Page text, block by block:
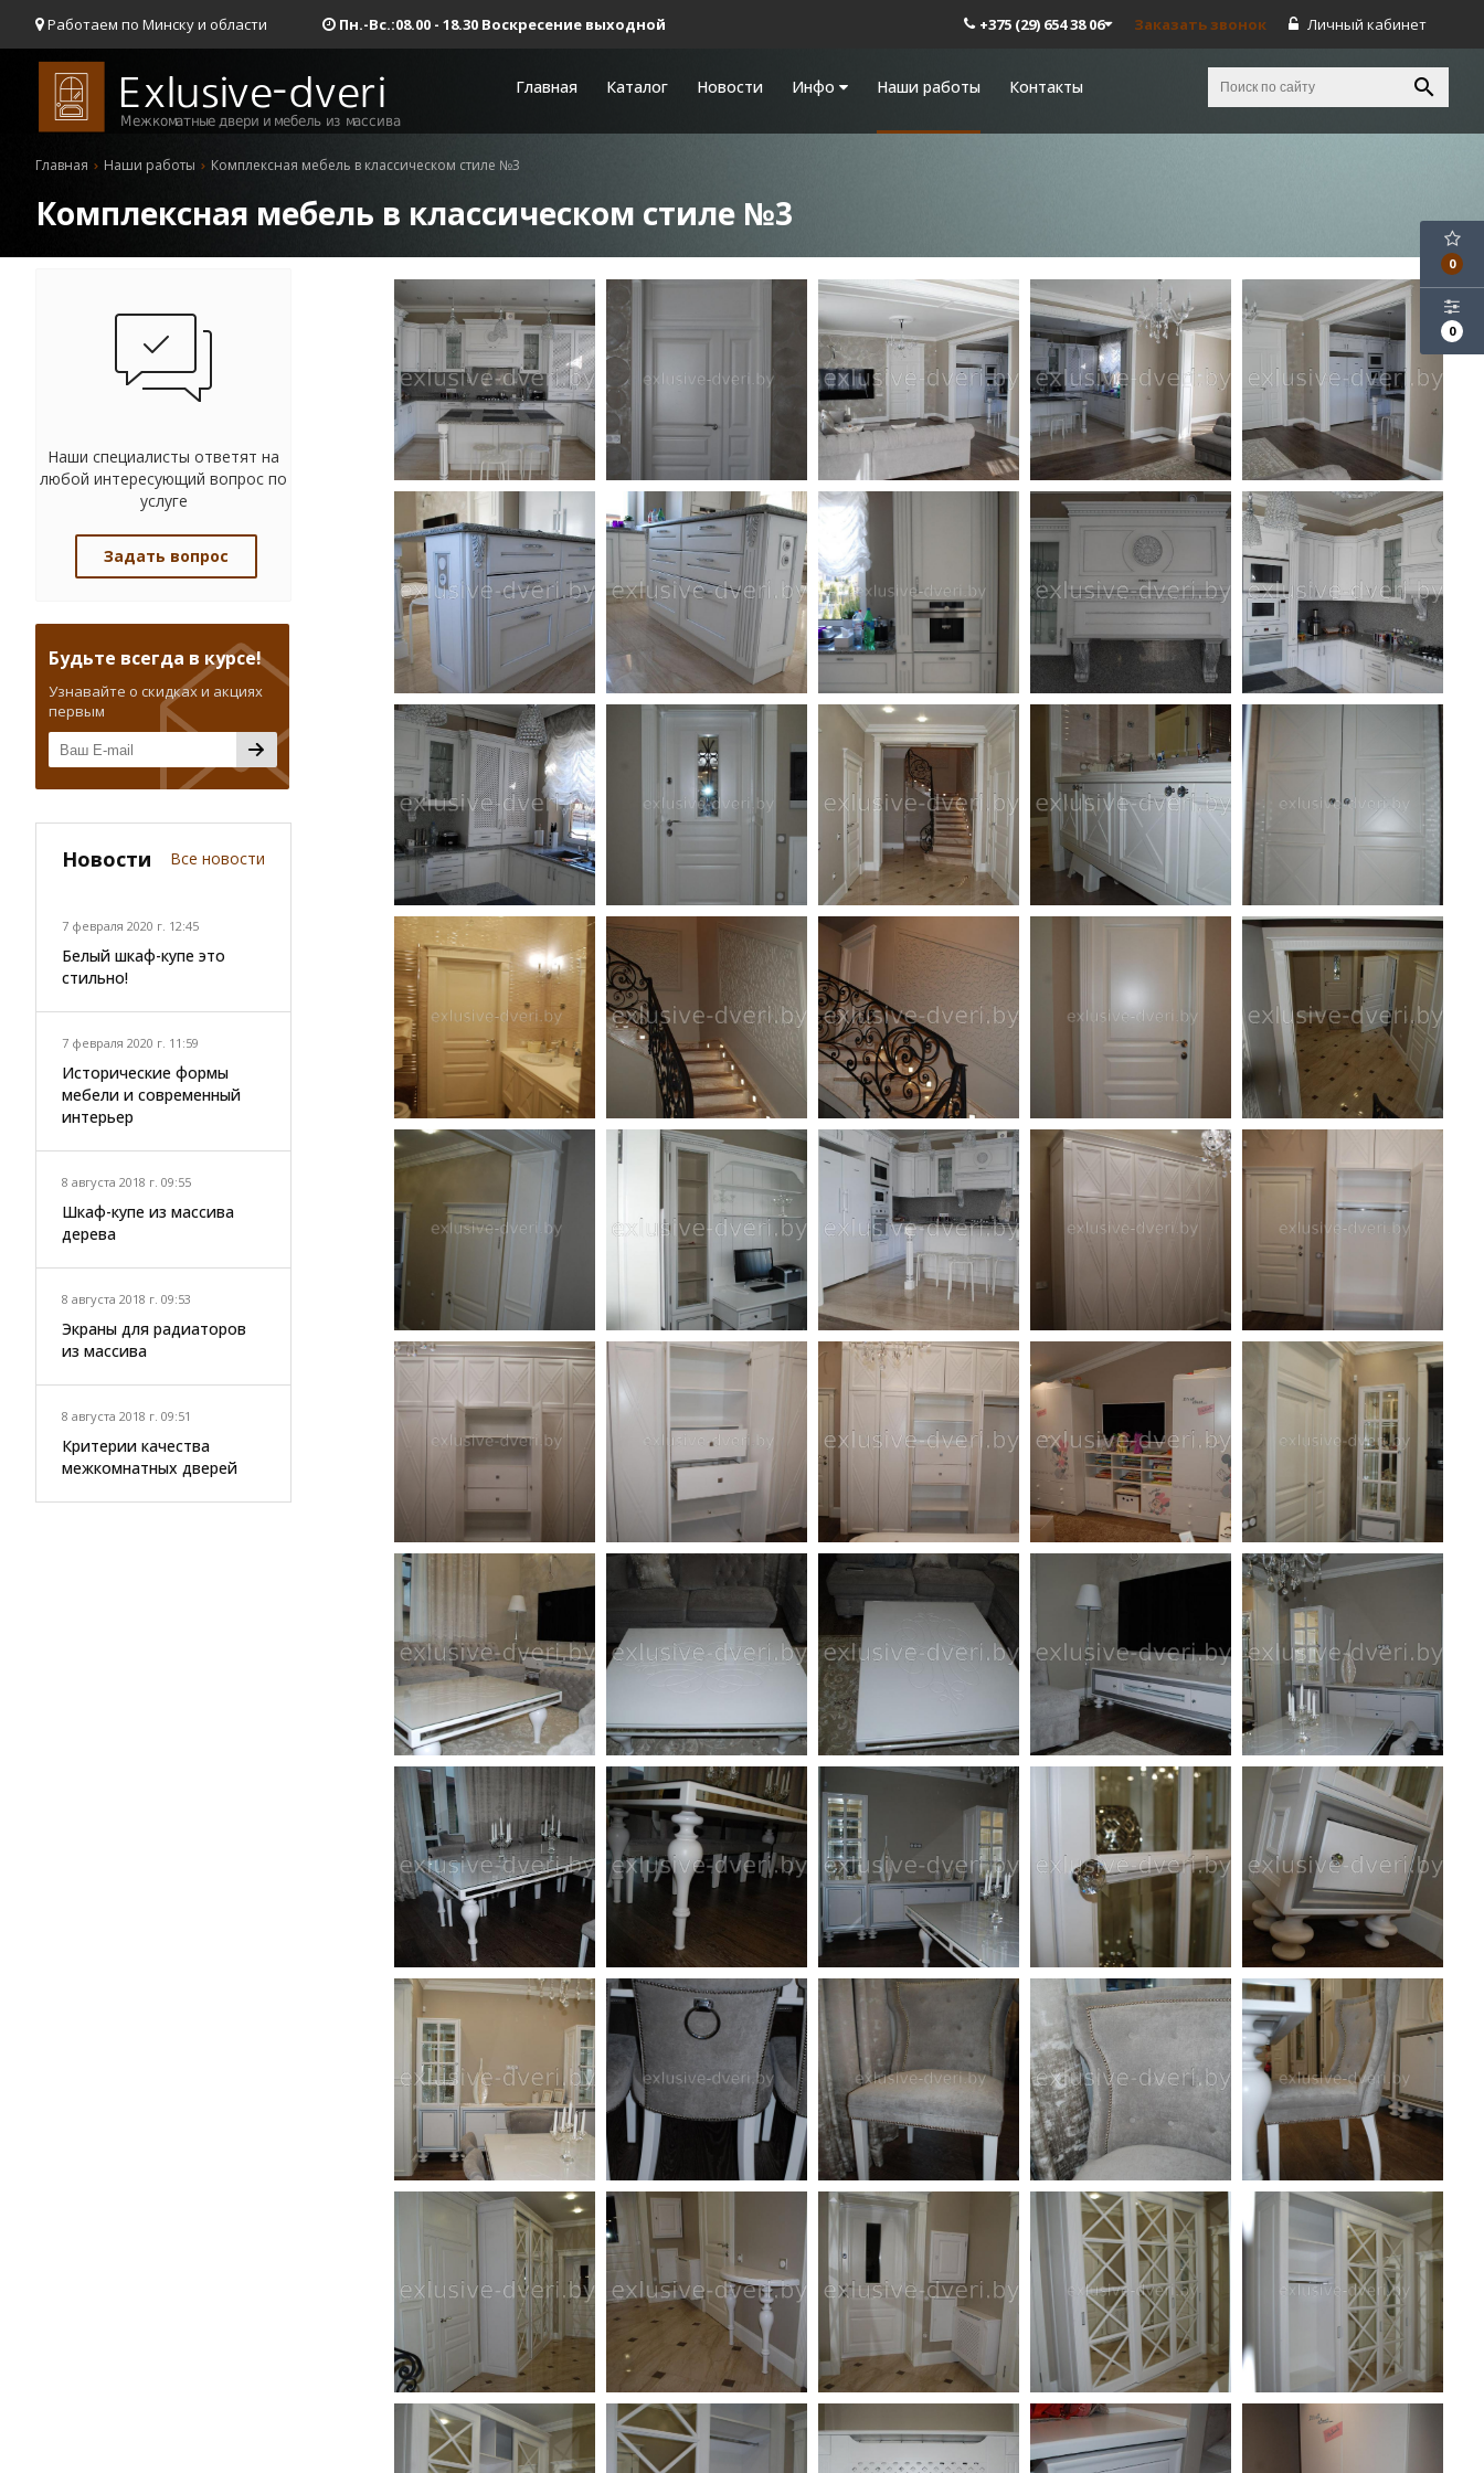
Работаем по Минску и области Пн.-Вс.:08.00 - 18.30 Воскресение выходной Личный кабинет
Заказать звонок
+375 (29) 654 38 06
Главная Каталог Новости Инфо Наши работы Контакты
Главная Наши работы Комплексная мебель в классическом стиле №3
Комплексная мебель в классическом стиле №3
0
0
Наши специалисты ответят на
любой интересующий вопрос по
услуге
Задать вопрос
Будьте всегда в курсе!
Узнавайте о скидках и акциях
первым
Новости Все новости
7 февраля 2020 г. 12:45
Белый шкаф-купе это
стильно!
7 февраля 2020 г. 11:59
Исторические формы
мебели и современный
интерьер
8 августа 2018 г. 09:55
Шкаф-купе из массива
дерева
8 августа 2018 г. 09:53
Экраны для радиаторов
из массива
8 августа 2018 г. 09:51
Критерии качества
межкомнатных дверей